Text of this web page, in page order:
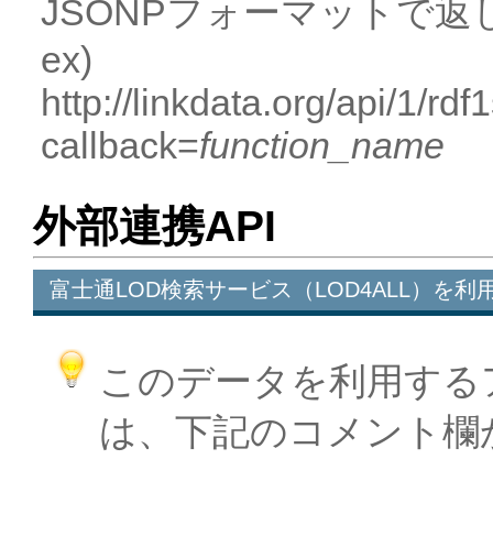
JSONPフォーマットで返
ex)
http://linkdata.org/api/1/
callback=function_name
外部連携API
富士通LOD検索サービス（LOD4ALL）を利
このデータを利用す
は、下記のコメント